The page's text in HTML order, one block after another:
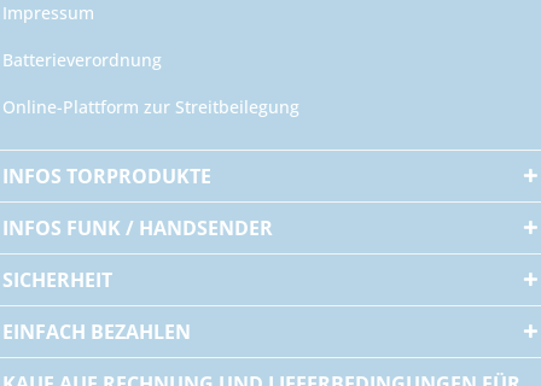
Impressum
Batterieverordnung
Online-Plattform zur Streitbeilegung
INFOS TORPRODUKTE
INFOS FUNK / HANDSENDER
SICHERHEIT
EINFACH BEZAHLEN